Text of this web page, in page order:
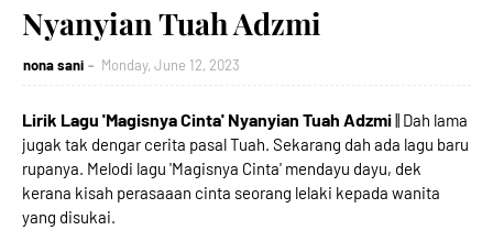
Nyanyian Tuah Adzmi
nona sani Monday, June 12, 2023
Lirik Lagu 'Magisnya Cinta' Nyanyian Tuah Adzmi|| Dah lama
jugak tak dengar cerita pasal Tuah. Sekarang dah ada lagu baru
rupanya. Melodi lagu 'Magisnya Cinta' mendayu dayu, dek
kerana kisah perasaaan cinta seorang lelaki kepada wanita
yang disukai.